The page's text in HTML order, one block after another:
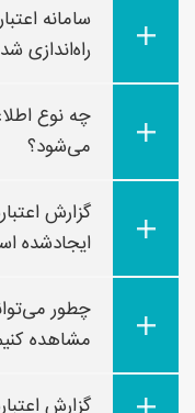
سامانه
راه‌اندازی
چه نوع
می‌شود؟
گزارش
ایجادشده
چطور
مشاهده
گزارش